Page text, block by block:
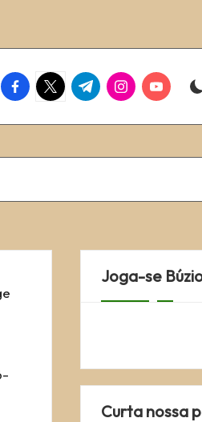
facebook.com
twitter.com
t.me instagram.com
Joga-se
Curta nossa